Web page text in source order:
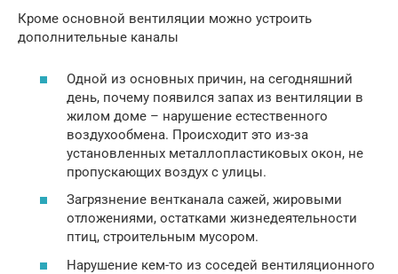
Кроме основной вентиляции можно устроить
дополнительные каналы
Одной из основных причин, на сегодняшний
день, почему появился запах из вентиляции в
жилом доме – нарушение естественного
воздухообмена. Происходит это из-за
установленных металлопластиковых окон, не
пропускающих воздух с улицы.
Загрязнение вентканала сажей, жировыми
отложениями, остатками жизнедеятельности
птиц, строительным мусором.
Нарушение кем-то из соседей вентиляционного